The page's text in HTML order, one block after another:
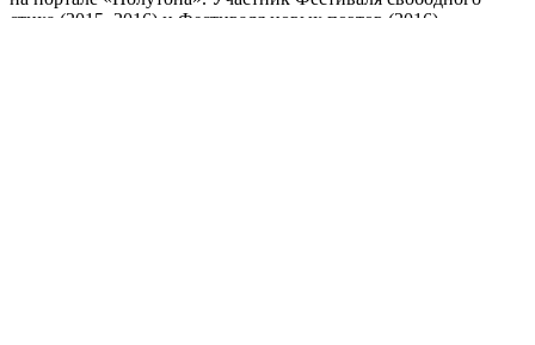
стиха (2015, 2016) и Фестиваля новых поэтов (2016).